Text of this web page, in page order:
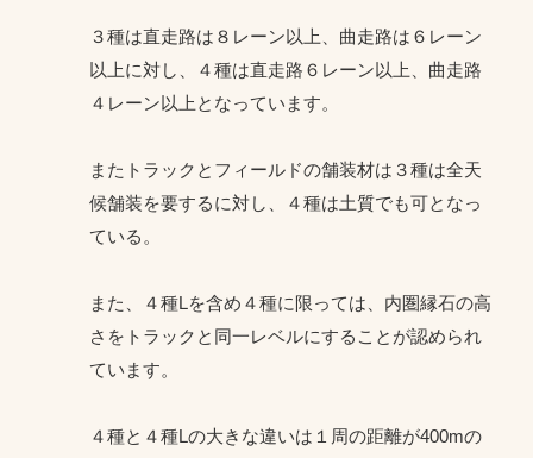
３種は直走路は８レーン以上、曲走路は６レーン
以上に対し、４種は直走路６レーン以上、曲走路
４レーン以上となっています。
またトラックとフィールドの舗装材は３種は全天
候舗装を要するに対し、４種は土質でも可となっ
ている。
また、４種Lを含め４種に限っては、内圏縁石の高
さをトラックと同一レベルにすることが認められ
ています。
４種と４種Lの大きな違いは１周の距離が400mの